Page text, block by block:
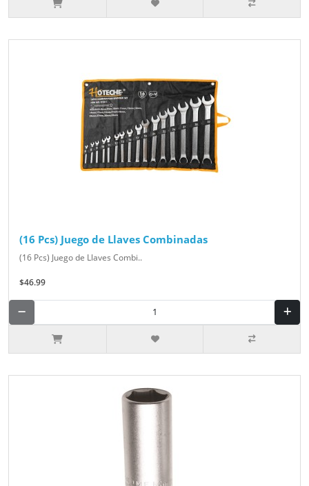
(16 Pcs) Juego de Llaves Combinadas
(16 Pcs) Juego de Llaves Combi..
$46.99